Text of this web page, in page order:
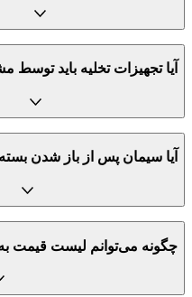
آیا تجهیزات تخلیه باید
آیا سیمان پس از باز شدن
چگونه می‌توانم لیست قیمت